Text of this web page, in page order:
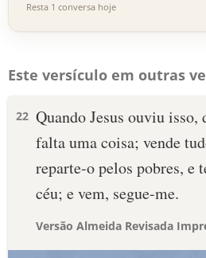
Resta 1 conversa hoje
Este versículo em outras
22 Quando Jesus ouviu
falta uma coisa; vende
reparte-o pelos pobres, e
céu; e vem, segue-me.
Versão Almeida Revisada